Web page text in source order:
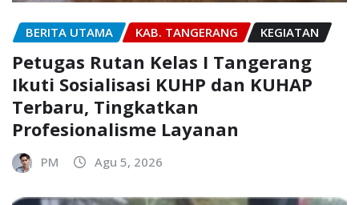
BERITA UTAMA KAB. TANGERANG KEGIATAN
Petugas Rutan Kelas I Tangerang
Ikuti Sosialisasi KUHP dan KUHAP
Terbaru, Tingkatkan
Profesionalisme Layanan
PM Agu 5, 2026